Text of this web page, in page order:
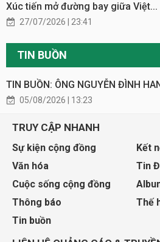
Xúc tiến mở đường bay giữa Việt...
27/07/2026 | 23:41
TIN BUỒN
TIN BUỒN: ÔNG NGUYỄN ĐÌNH
05/08/2026 | 13:23
TRUY CẬP NHANH
Sự kiện cộng đồng
Kết
Văn hóa
Tin
Cuộc sống cộng đồng
Thông báo
Thế
Tin buồn